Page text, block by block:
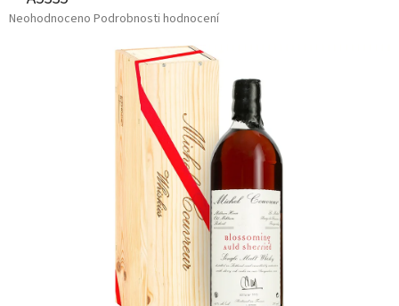
Průměrné
Neohodnoceno Podrobnosti hodnocení